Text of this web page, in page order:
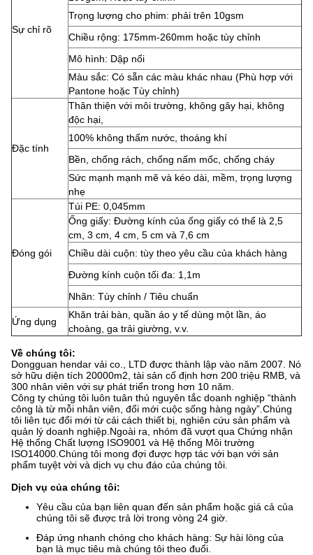
Sự chỉ rõ
Trọng lượng cho phim: phải trên 10gsm
Chiều rộng: 175mm-260mm hoặc tùy chỉnh
Mô hình: Dập nổi
Màu sắc: Có sẵn các màu khác nhau (Phù hợp với
Pantone hoặc Tùy chỉnh)
Đặc tính
Thân thiện với môi trường, không gây hại, không
độc hại,
100% không thấm nước, thoáng khí
Bền, chống rách, chống nấm mốc, chống cháy
Sức mạnh mạnh mẽ và kéo dài, mềm, trọng lượng
nhẹ
Đóng gói
Túi PE: 0,045mm
Ống giấy: Đường kính của ống giấy có thể là 2,5
cm, 3 cm, 4 cm, 5 cm và 7,6 cm
Chiều dài cuộn: tùy theo yêu cầu của khách hàng
Đường kính cuộn tối đa: 1,1m
Nhãn: Tùy chỉnh / Tiêu chuẩn
Ứng dụng
Khăn trải bàn, quần áo y tế dùng một lần, áo
choàng, ga trải giường, v.v.
Về chúng tôi:
Dongguan hendar vải co., LTD được thành lập vào năm 2007. Nó
sở hữu diện tích 20000m2, tài sản cố định hơn 200 triệu RMB, và
300 nhân viên với sự phát triển trong hơn 10 năm.
Công ty chúng tôi luôn tuân thủ nguyên tắc doanh nghiệp “thành
công là từ mỗi nhân viên, đổi mới cuộc sống hàng ngày”.Chúng
tôi liên tục đổi mới từ cải cách thiết bị, nghiên cứu sản phẩm và
quản lý doanh nghiệp.Ngoài ra, nhóm đã vượt qua Chứng nhận
Hệ thống Chất lượng ISO9001 và Hệ thống Môi trường
ISO14000.Chúng tôi mong đợi được hợp tác với bạn với sản
phẩm tuyệt vời và dịch vụ chu đáo của chúng tôi.
Dịch vụ của chúng tôi:
Yêu cầu của bạn liên quan đến sản phẩm hoặc giá cả của
chúng tôi sẽ được trả lời trong vòng 24 giờ.
Đáp ứng nhanh chóng cho khách hàng: Sự hài lòng của
bạn là mục tiêu mà chúng tôi theo đuổi.